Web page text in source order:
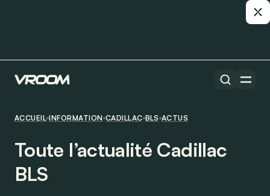
ACCUEIL INFORMATION CADILLAC BLS ACTUS
Toute l’actualité Cadillac
BLS